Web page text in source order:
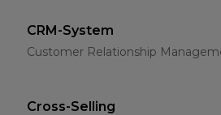
CRM-System
Customer Relationship
Cross-Selling